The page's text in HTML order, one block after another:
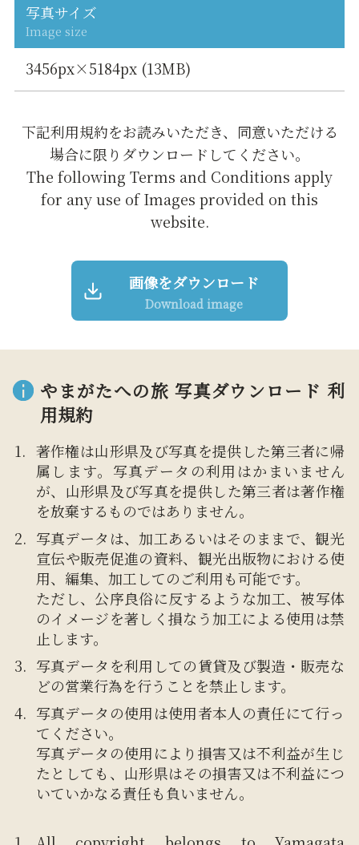
写真サイズ
Image size
3456px×5184px (13MB)
下記利用規約をお読みいただき、同意いただける
場合に限りダウンロードしてください。
The following Terms and Conditions apply
for any use of Images provided on this
website.
画像をダウンロード
Download image
やまがたへの旅 写真ダウンロード 利
用規約
著作権は山形県及び写真を提供した第三者に帰
属します。写真データの利用はかまいません
が、山形県及び写真を提供した第三者は著作権
を放棄するものではありません。
写真データは、加工あるいはそのままで、観光
宣伝や販売促進の資料、観光出版物における使
用、編集、加工してのご利用も可能です。
ただし、公序良俗に反するような加工、被写体
のイメージを著しく損なう加工による使用は禁
止します。
写真データを利用しての賃貸及び製造・販売な
どの営業行為を行うことを禁止します。
写真データの使用は使用者本人の責任にて行っ
てください。
写真データの使用により損害又は不利益が生じ
たとしても、山形県はその損害又は不利益につ
いていかなる責任も負いません。